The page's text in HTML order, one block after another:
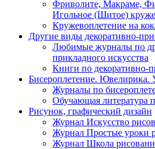
Фриволите, Макраме,
Игольное (Шитое)
Кружевоплетение на
Другие виды декоративно-
Любимые журналы по
прикладного искусства
Книги по декоративно-
Бисероплетение. Ювелирика.
Журналы по
Обучающая литература
Рисунок, графический дизайн
Журнал Искусство
Журнал Простые уроки
Журнал Школа